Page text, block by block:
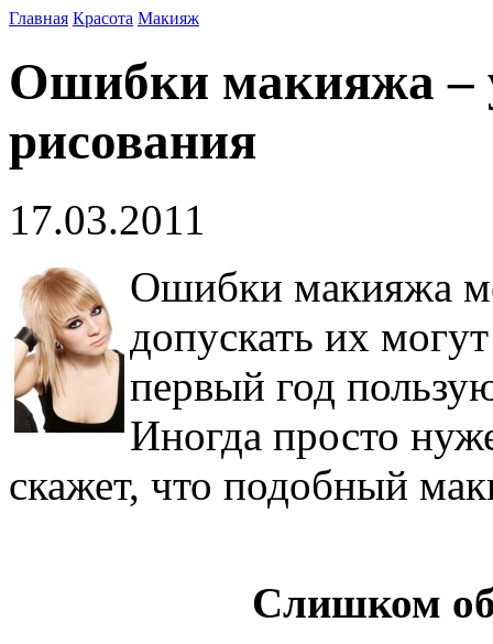
Главная Красота Макияж
Ошибки макияжа –
рисования
17.03.2011
Ошибки макияжа
допускать их
первый год
Иногда просто
скажет, что подобный
Слишком